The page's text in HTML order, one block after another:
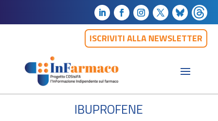
ISCRIVITI ALLA NEWSLETTER
ibuprofene